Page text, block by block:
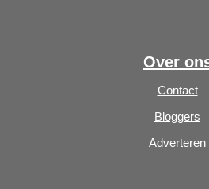
Over
Contact
Bloggers
Adverteren